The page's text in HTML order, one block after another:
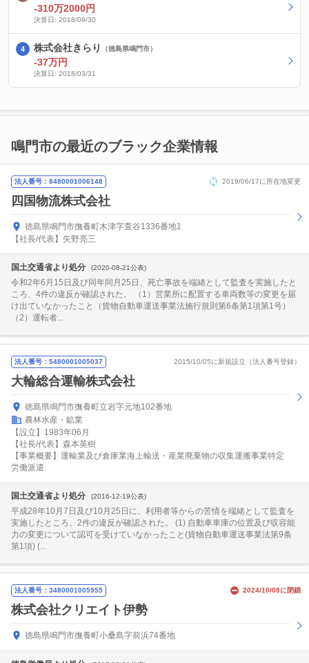
-310万2000円
決算日: 2018/09/30
株式会社きらり （徳島県鳴門市）
-37万円
決算日: 2018/03/31
鳴門市の最近のブラック企業情報
法人番号：8480001006148 2019/06/17に所在地変更
四国物流株式会社
徳島県鳴門市撫養町木津字萱谷1336番地1
【社長/代表】矢野亮三
国土交通省より処分 (2020-08-21公表)
令和2年6月15日及び同年同月25日、死亡事故を端緒として監査を実施したと
ころ、4件の違反が確認された。 （1）営業所に配置する車両数等の変更を届
け出ていなかったこと（貨物自動車運送事業法施行規則第6条第1項第1号）
（2）運転者...
法人番号：5480001005037 2015/10/05に新規設立（法人番号登録）
大輪総合運輸株式会社
徳島県鳴門市撫養町立岩字元地102番地
農林水産・鉱業
【設立】1983年06月
【社長/代表】森本英樹
【事業概要】運輸業及び倉庫業海上輸送・産業廃棄物の収集運搬事業特定
労働派遣
国土交通省より処分 (2016-12-19公表)
平成28年10月7日及び10月25日に、利用者等からの苦情を端緒として監査を
実施したところ、2件の違反が確認された。 (1) 自動車車庫の位置及び収容能
力の変更について認可を受けていなかったこと(貨物自動車運送事業法第9条
第1項) (...
法人番号：3480001005955 2024/10/08に閉鎖
株式会社クリエイト伊勢
徳島県鳴門市撫養町小桑島字前浜74番地